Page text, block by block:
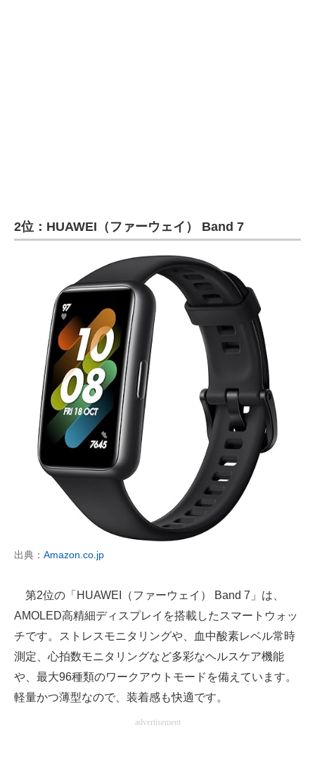
2位：HUAWEI（ファーウェイ） Band 7
出典： Amazon.co.jp
第2位の「HUAWEI（ファーウェイ） Band 7」は、
AMOLED高精細ディスプレイを搭載したスマートウォッ
チです。ストレスモニタリングや、血中酸素レベル常時
測定、心拍数モニタリングなど多彩なヘルスケア機能
や、最大96種類のワークアウトモードを備えています。
軽量かつ薄型なので、装着感も快適です。
advertisement